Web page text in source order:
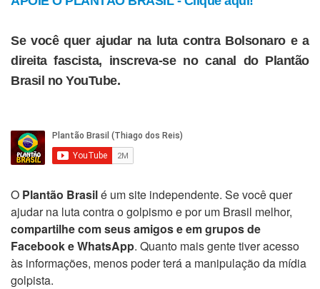
Se você quer ajudar na luta contra Bolsonaro e a
direita fascista, inscreva-se no canal do Plantão
Brasil no YouTube.
O Plantão Brasilé um site independente. Se você quer
ajudar na luta contra o golpismo e por um Brasil melhor,
compartilhe com seus amigos e em grupos de
Facebook e WhatsApp. Quanto mais gente tiver acesso
às informações, menos poder terá a manipulação da mídia
golpista.